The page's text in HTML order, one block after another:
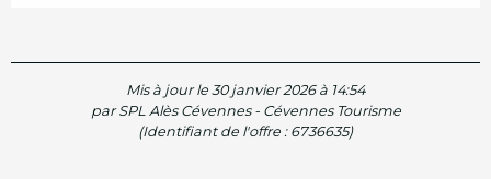
Mis à jour le 30 janvier 2026 à 14:54
par SPL Alès Cévennes - Cévennes Tourisme
(Identifiant de l'offre : 6736635)